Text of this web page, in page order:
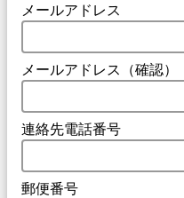
メールアドレス
メールアドレス（確認）
連絡先電話番号
郵便番号